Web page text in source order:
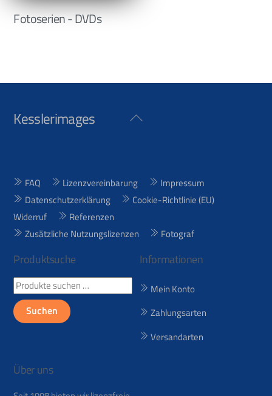
Fotoserien - DVDs
Back
Kesslerimages
FAQ Lizenzvereinbarung
Impressum
Datenschutzerklärung
Cookie-Richtlinie (EU)
Widerruf
Referenzen
Zusätzliche Nutzungslizenzen
Fotograf
Produktsuche
Suchen
nach:
Suchen
Informationen
Mein Konto
Zahlungsarten
Versandarten
Über uns